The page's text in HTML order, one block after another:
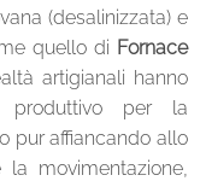
(desalinizzata) e
quello di Fornace
artigianali hanno
produttivo per la
pur affiancando allo
movimentazione,